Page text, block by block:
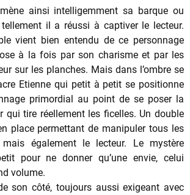
ainsi intelligemment sa barque ou
il a réussi à captiver le lecteur.
vient bien entendu de ce personnage
à la fois par son charisme et par les
sur les planches. Mais dans l’ombre se
Etienne qui petit à petit se positionne
primordial au point de se poser la
qui tire réellement les ficelles. Un double
place permettant de manipuler tous les
également le lecteur. Le mystère
pour ne donner qu’une envie, celui
volume.
son côté, toujours aussi exigeant avec